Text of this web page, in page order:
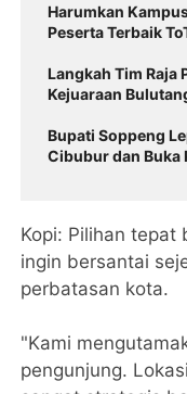
Harumkan
Peserta Terbaik
Langkah Tim Raja
Kejuaraan
Bupati Soppeng
Cibubur dan Buka
​Kopi: Pilihan tepat
ingin bersantai
perbatasan kota.
​"Kami
pengunjung.